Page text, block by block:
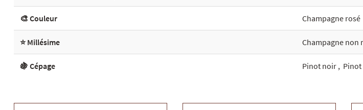
🎨 Couleur Champagne rosé
⭐ Millésime Champagne non
🍇 Cépage Pinot noir ,